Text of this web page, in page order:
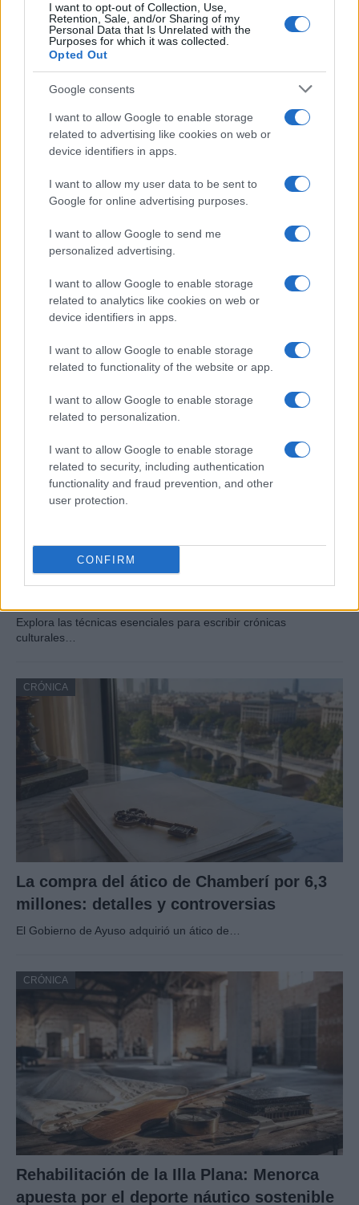
I want to opt-out of Collection, Use,
Retention, Sale, and/or Sharing of my
Personal Data that Is Unrelated with the
Purposes for which it was collected.
Opted Out
Google consents
I want to allow Google to enable storage
related to advertising like cookies on web or
device identifiers in apps.
I want to allow my user data to be sent to
Google for online advertising purposes.
I want to allow Google to send me
personalized advertising.
I want to allow Google to enable storage
related to analytics like cookies on web or
device identifiers in apps.
I want to allow Google to enable storage
related to functionality of the website or app.
I want to allow Google to enable storage
related to personalization.
I want to allow Google to enable storage
related to security, including authentication
functionality and fraud prevention, and other
user protection.
CONFIRM
Un bombero de la Generalitat pierde la vida…
CRÓNICA
Curso de verano de la Universidad de La
Rioja finaliza con celebración
gastronómica
Cómo escribir crónicas culturales con
Explora las técnicas esenciales para escribir crónicas
culturales…
CRÓNICA
La compra del ático de Chamberí por 6,3
millones: detalles y controversias
El Gobierno de Ayuso adquirió un ático de…
CRÓNICA
Rehabilitación de la Illa Plana: Menorca
apuesta por el deporte náutico sostenible